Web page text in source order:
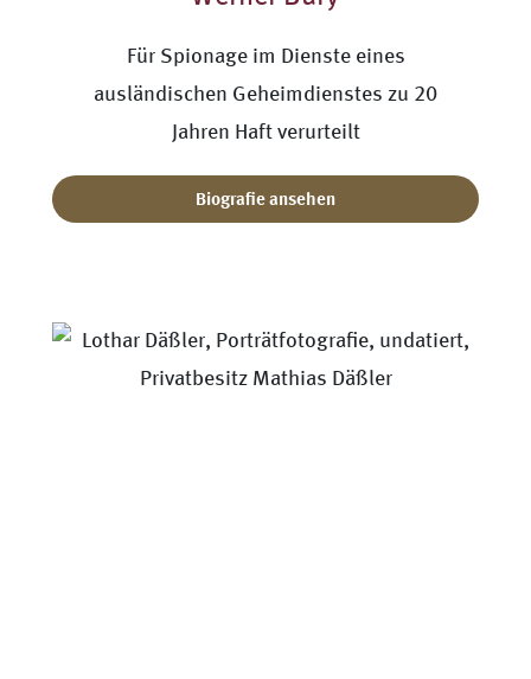
Für Spionage im Dienste eines
ausländischen Geheimdienstes zu 20
Jahren Haft verurteilt
Biografie ansehen